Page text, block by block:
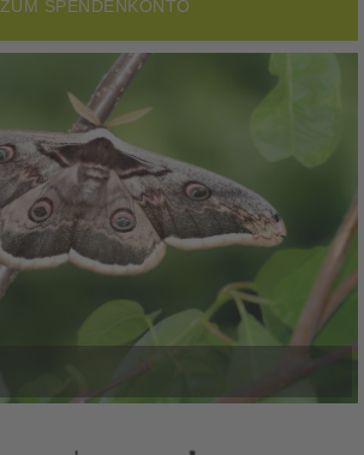
ZUM SPENDENKONTO